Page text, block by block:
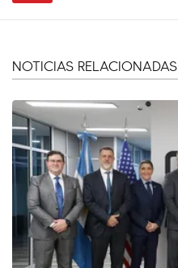
NOTICIAS RELACIONADAS